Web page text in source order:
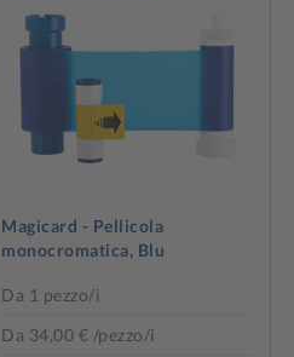
Magicard - Pellicola
monocromatica, Blu
Da 1 pezzo/i
Da 34,00 € /pezzo/i